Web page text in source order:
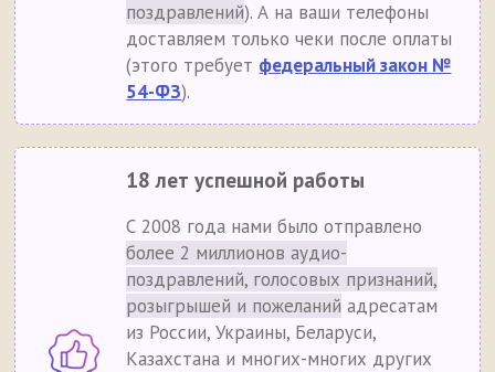
поздравлений). А на ваши телефоны
доставляем только чеки после оплаты
(этого требует федеральный закон №
54-ФЗ).
18 лет успешной работы
С 2008 года нами было отправлено
более 2 миллионов аудио-
поздравлений, голосовых признаний,
розыгрышей и пожеланий адресатам
из России, Украины, Беларуси,
Казахстана и многих-многих других